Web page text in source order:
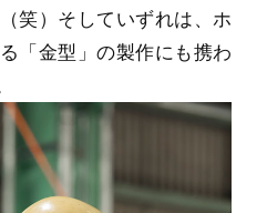
笑）そしていずれは、ホ
「金型」の製作にも携わ